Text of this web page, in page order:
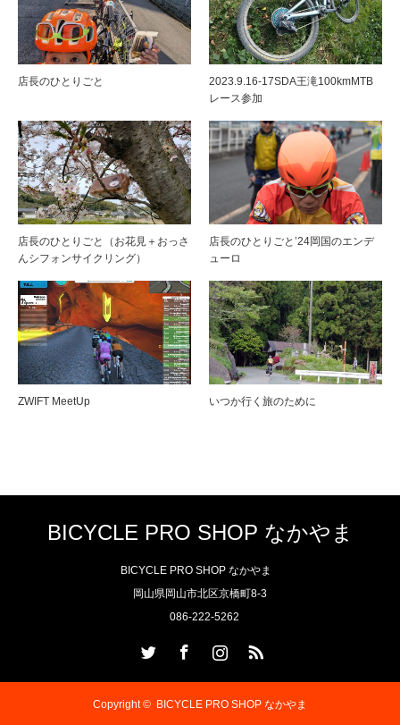
店長のひとりごと
2023.9.16-17SDA王滝100kmMTB
レース参加
店長のひとりごと（お花見＋おっさ
んシフォンサイクリング）
店長のひとりごと’24岡国のエンデ
ューロ
ZWIFT MeetUp いつか行く旅のために
BICYCLE PRO SHOP なかやま
BICYCLE PRO SHOP なかやま
岡山県岡山市北区京橋町8-3
086-222-5262
Copyright © BICYCLE PRO SHOP なかやま